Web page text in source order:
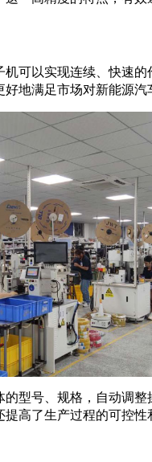
可以实现连续、快速
地满足市场对新能源
型号、规格，自动调
高了生产过程的可控性